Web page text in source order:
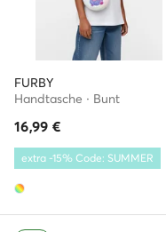
FURBY
Handtasche · Bunt
16,99 €
extra -15% Code: SUMMER